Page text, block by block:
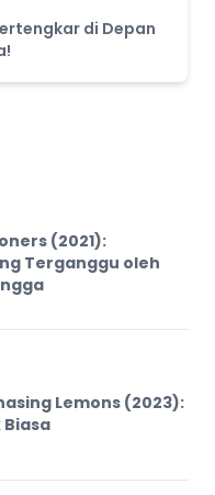
di Depan
(2021):
Terganggu oleh
Lemons (2023):